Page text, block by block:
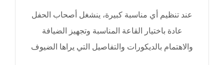
عند تنظيم أي مناسبة كبيرة، ينشغل أصحاب الحفل
عادة باختيار القاعة المناسبة وتجهيز الضيافة
والاهتمام بالديكورات والتفاصيل التي يراها الضيوف